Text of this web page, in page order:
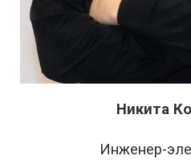
Никита
Инженер-